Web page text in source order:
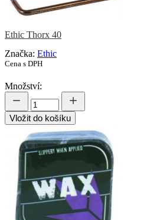
Ethic Thorx 40
Značka: Ethic
Cena s DPH
Množství:
Vložit do košíku